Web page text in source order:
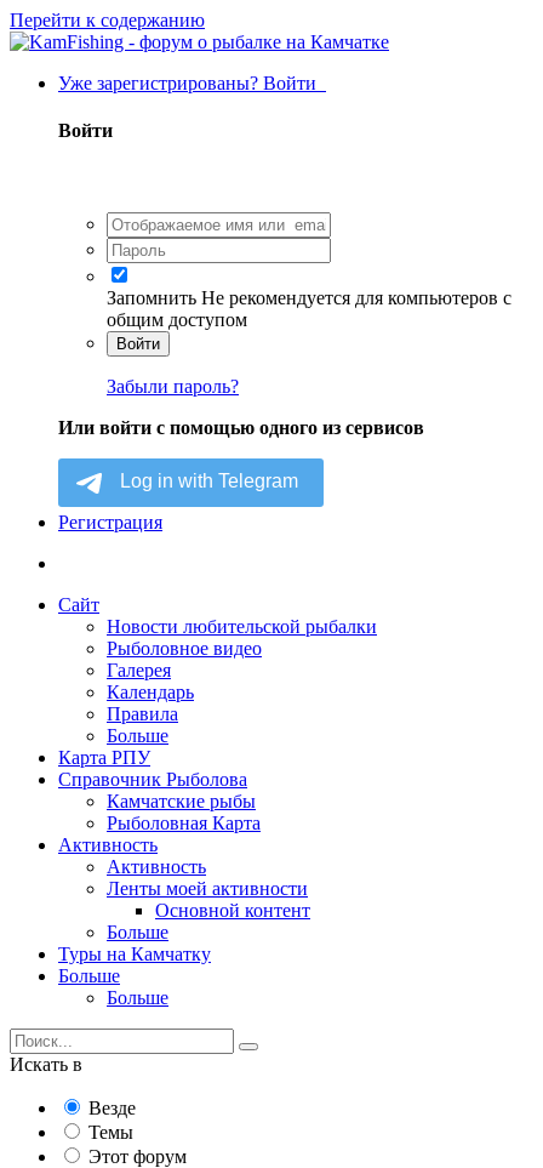
Перейти к содержанию
Уже зарегистрированы? Войти
Войти
Запомнить Не рекомендуется для компьютеров с
общим доступом
Войти
Забыли пароль?
Или войти с помощью одного из сервисов
Регистрация
Сайт
Новости любительской рыбалки
Рыболовное видео
Галерея
Календарь
Правила
Больше
Карта РПУ
Справочник Рыболова
Камчатские рыбы
Рыболовная Карта
Активность
Активность
Ленты моей активности
Основной контент
Больше
Туры на Камчатку
Больше
Больше
Искать в
Везде
Темы
Этот форум